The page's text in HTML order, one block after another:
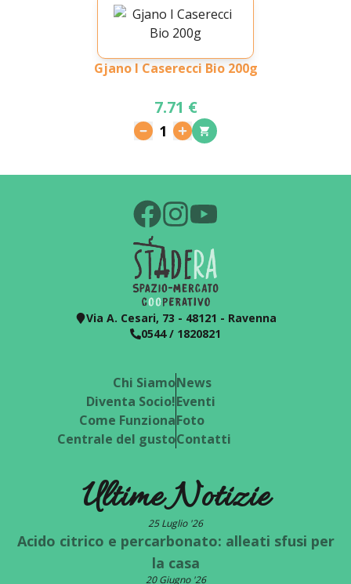
Gjano I Caserecci Bio 200g
7.71 €
1
Via A. Cesari, 73 - 48121 - Ravenna
0544 / 1820821
Chi Siamo
Diventa Socio!
Come Funziona
Centrale del gusto
News
Eventi
Foto
Contatti
Ultime Notizie
25 Luglio '26
Acido citrico e percarbonato: alleati sfusi per
la casa
20 Giugno '26